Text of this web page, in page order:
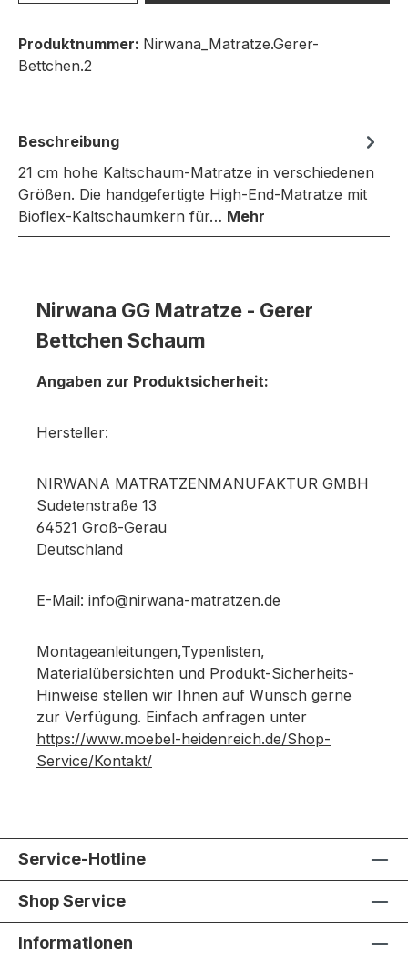
Produktnummer: Nirwana_Matratze.Gerer-
Bettchen.2
Beschreibung
21 cm hohe Kaltschaum-Matratze in verschiedenen
Größen. Die handgefertigte High-End-Matratze mit
Bioflex-Kaltschaumkern für… Mehr
Nirwana GG Matratze - Gerer
Bettchen Schaum
Angaben zur Produktsicherheit:
Hersteller:
NIRWANA MATRATZENMANUFAKTUR GMBH
Sudetenstraße 13
64521 Groß-Gerau
Deutschland
E-Mail: info@nirwana-matratzen.de
Montageanleitungen,Typenlisten,
Materialübersichten und Produkt-Sicherheits-
Hinweise stellen wir Ihnen auf Wunsch gerne
zur Verfügung. Einfach anfragen unter
https://www.moebel-heidenreich.de/Shop-
Service/Kontakt/
Service-Hotline
Shop Service
Informationen